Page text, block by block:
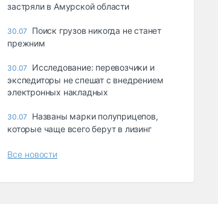
застряли в Амурской области
30.07
Поиск грузов никогда не станет
прежним
30.07
Исследование: перевозчики и
экспедиторы не спешат с внедрением
электронных накладных
30.07
Названы марки полуприцепов,
которые чаще всего берут в лизинг
Все новости